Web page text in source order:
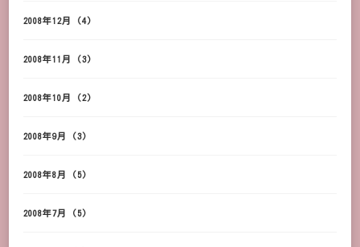
2008年12月 (4)
2008年11月 (3)
2008年10月 (2)
2008年9月 (3)
2008年8月 (5)
2008年7月 (5)